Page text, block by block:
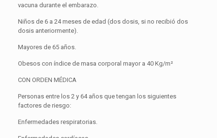
vacuna durante el embarazo.
Niños de 6 a 24 meses de edad (dos dosis, si no recibió dos
dosis anteriormente).
Mayores de 65 años.
Obesos con índice de masa corporal mayor a 40 Kg/m²
CON ORDEN MÉDICA
Personas entre los 2 y 64 años que tengan los siguientes
factores de riesgo:
Enfermedades respiratorias.